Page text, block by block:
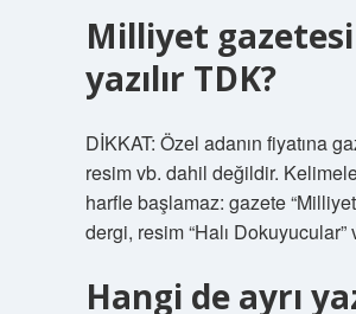
Milliyet gazetesi
yazılır TDK?
DİKKAT: Özel adanın fiyatına
resim vb. dahil değildir.
harfle başlamaz: gazete
dergi, resim “Halı Dokuyucular”
Hangi de ayrı